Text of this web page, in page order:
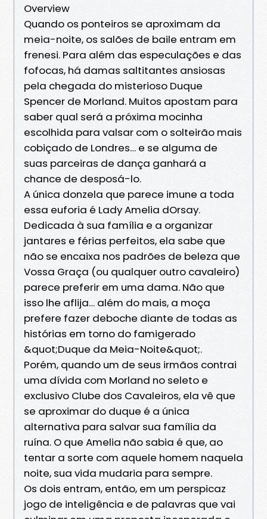
Overview
Quando os ponteiros se aproximam da
meia-noite, os salões de baile entram em
frenesi. Para além das especulações e das
fofocas, há damas saltitantes ansiosas
pela chegada do misterioso Duque
Spencer de Morland. Muitos apostam para
saber qual será a próxima mocinha
escolhida para valsar com o solteirão mais
cobiçado de Londres… e se alguma de
suas parceiras de dança ganhará a
chance de desposá-lo.
A única donzela que parece imune a toda
essa euforia é Lady Amelia dOrsay.
Dedicada à sua família e a organizar
jantares e férias perfeitos, ela sabe que
não se encaixa nos padrões de beleza que
Vossa Graça (ou qualquer outro cavaleiro)
parece preferir em uma dama. Não que
isso lhe aflija… além do mais, a moça
prefere fazer deboche diante de todas as
histórias em torno do famigerado
&quot;Duque da Meia-Noite&quot;.
Porém, quando um de seus irmãos contrai
uma dívida com Morland no seleto e
exclusivo Clube dos Cavaleiros, ela vê que
se aproximar do duque é a única
alternativa para salvar sua família da
ruína. O que Amelia não sabia é que, ao
tentar a sorte com aquele homem naquela
noite, sua vida mudaria para sempre.
Os dois entram, então, em um perspicaz
jogo de inteligência e de palavras que vai